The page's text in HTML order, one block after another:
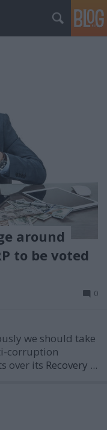
around
to be voted
0
we should take
corruption
over its Recovery ...